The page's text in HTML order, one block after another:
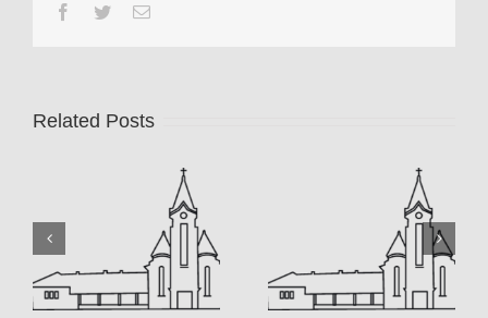
Facebook
TwitterEmail
Related Posts
Hirdetések 2024.03.24 Hirdetések 2024.03.17